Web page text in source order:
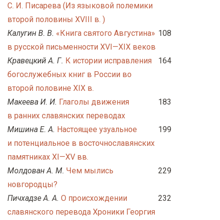
С. И. Писарева (Из языковой полемики
второй половины XVIII в. )
Калугин В. В. «Книга святого Августина»
в русской письменности XVI—XIX веков
108
Кравецкий А. Г. К истории исправления
богослужебных книг в России во
второй половине XIX в.
164
Макеева И. И. Глаголы движения
в ранних славянских переводах
183
Мишина Е. А. Настоящее узуальное
и потенциальное в восточнославянских
памятниках XI—XV вв.
199
Молдован А. М. Чем мылись
новгородцы?
229
Пичхадзе А. А. О происхождении
славянского перевода Хроники Георгия
232